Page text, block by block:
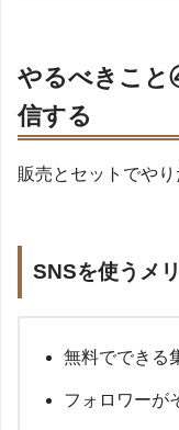
やるべきこと
信する
販売とセットでや
SNSを使うメ
無料でできる
フォロワーが